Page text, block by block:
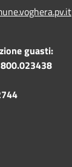
guasti:
800.023438